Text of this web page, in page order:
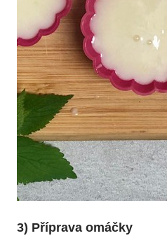
3) Příprava omáčky